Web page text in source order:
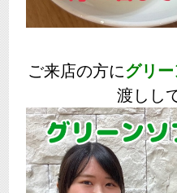
ご来店の方にグリ
渡しし